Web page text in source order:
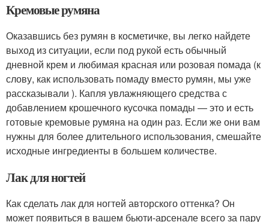
Кремовые румяна
Оказавшись без румян в косметичке, вы легко найдете
выход из ситуации, если под рукой есть обычный
дневной крем и любимая красная или розовая помада (к
слову, как использовать помаду вместо румян, мы уже
рассказывали ). Капля увлажняющего средства с
добавлением крошечного кусочка помады — это и есть
готовые кремовые румяна на один раз. Если же они вам
нужны для более длительного использования, смешайте
исходные ингредиенты в большем количестве.
Лак для ногтей
Как сделать лак для ногтей авторского оттенка? Он
может появиться в вашем бьюти-арсенале всего за пару